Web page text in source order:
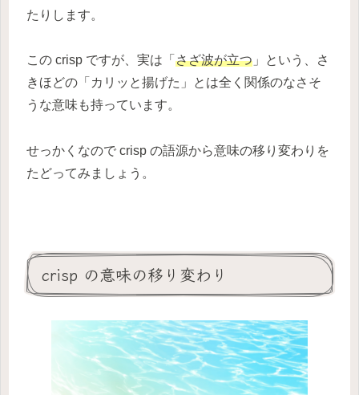
たりします。
この crisp ですが、実は「 さざ波が立つ 」という、さ
きほどの「カリッと揚げた」とは全く関係のなさそ
うな意味も持っています。
せっかくなので crisp の語源から意味の移り変わりを
たどってみましょう。
crisp の意味の移り変わり